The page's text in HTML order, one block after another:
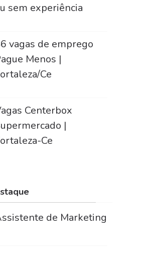
sem experiência
vagas de emprego
Menos |
Ce
Centerbox
|
Ce
de Marketing